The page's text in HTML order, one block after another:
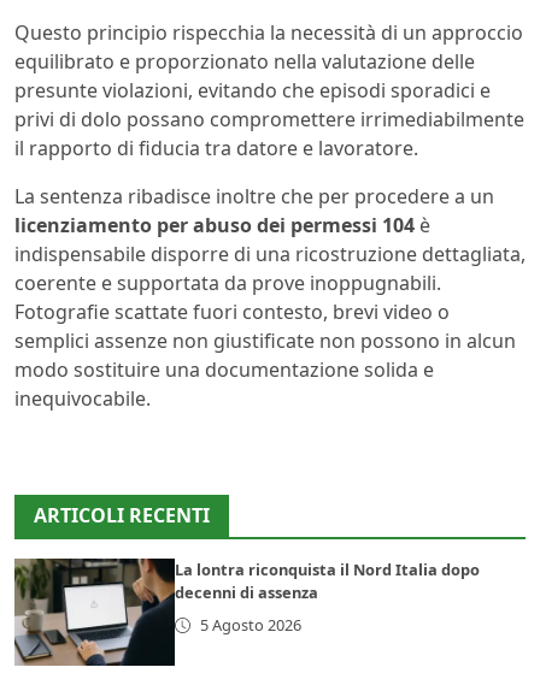
Questo principio rispecchia la necessità di un approccio
equilibrato e proporzionato nella valutazione delle
presunte violazioni, evitando che episodi sporadici e
privi di dolo possano compromettere irrimediabilmente
il rapporto di fiducia tra datore e lavoratore.
La sentenza ribadisce inoltre che per procedere a un
licenziamento per abuso dei permessi 104 è
indispensabile disporre di una ricostruzione dettagliata,
coerente e supportata da prove inoppugnabili.
Fotografie scattate fuori contesto, brevi video o
semplici assenze non giustificate non possono in alcun
modo sostituire una documentazione solida e
inequivocabile.
ARTICOLI RECENTI
La lontra riconquista il Nord Italia dopo
decenni di assenza
5 Agosto 2026